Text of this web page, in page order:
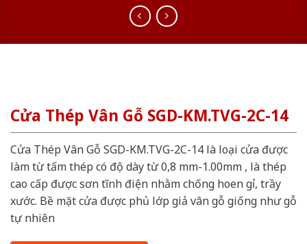
Cửa Thép Vân Gỗ SGD-KM.TVG-2C-14
Cửa Thép Vân Gỗ SGD-KM.TVG-2C-14 là loại cửa được
làm từ tấm thép có độ dày từ 0,8 mm-1.00mm , là thép
cao cấp được sơn tĩnh điện nhằm chống hoen gỉ, trầy
xước. Bề mặt cửa được phủ lớp giả vân gỗ giống như gỗ
tự nhiên